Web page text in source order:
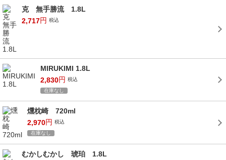
克 無手勝流 1.8L
2,717円 税込
MIRUKIMI 1.8L
2,830円 税込
在庫なし
燻枕崎 720ml
2,970円 税込
在庫なし
むかしむかし 琥珀 1.8L